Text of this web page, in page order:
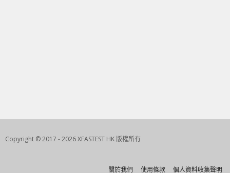
Copyright © 2017 - 2026 XFASTEST HK 版權所有
關於我們 使用條款 個人資料收集聲明